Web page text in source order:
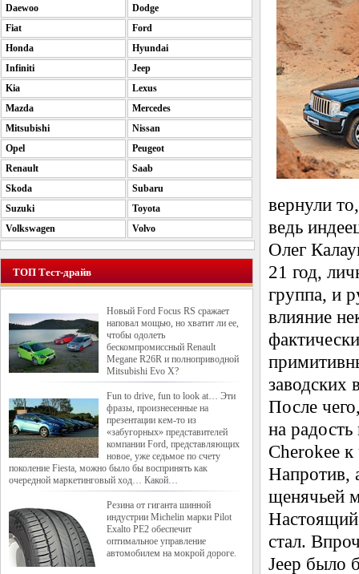
вернули
ведь
Олег
21 год,
группа, и
влияние
заводских
После
на
Cherokee
Напротив,
щенячьей
стал.
Jeep было
Daewoo
Dodge
Fiat
Ford
Honda
Hyundai
Infiniti
Jeep
Kia
Lexus
Mazda
Mercedes
Mitsubishi
Nissan
Opel
Peugeot
Renault
Saab
Skoda
Subaru
Suzuki
Toyota
Volkswagen
Volvo
ТОП Тест-драйв
Новый Ford Focus RS сражает
наповал мощью, но хватит ли ее,
чтобы одолеть
бескомпромиссный Renault
Megane R26R и полноприводной
Mitsubishi Evo X?
Fun to drive, fun to look at… Эти
фразы, произнесенные на
презентации кем-то из
«забугорных» представителей
компании Ford, представляющих
новое, уже седьмое по счету
поколение Fiesta, можно было бы воспринять как
очередной маркетинговый ход… Какой…
Резина от гиганта шинной
индустрии Michelin марки Pilot
Exalto PE2 обеспечит
оптимальное управление
автомобилем на мокрой дороге.